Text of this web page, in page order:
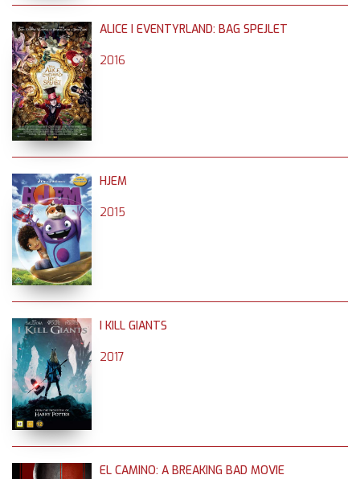
ALICE I EVENTYRLAND: BAG SPEJLET
2016
HJEM
2015
I KILL GIANTS
2017
EL CAMINO: A BREAKING BAD MOVIE